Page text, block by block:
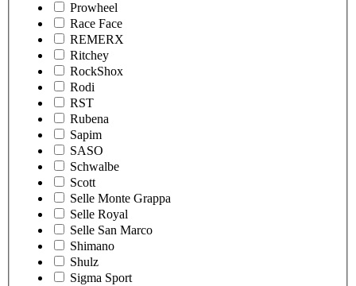
Prowheel
Race Face
REMERX
Ritchey
RockShox
Rodi
RST
Rubena
Sapim
SASO
Schwalbe
Scott
Selle Monte Grappa
Selle Royal
Selle San Marco
Shimano
Shulz
Sigma Sport